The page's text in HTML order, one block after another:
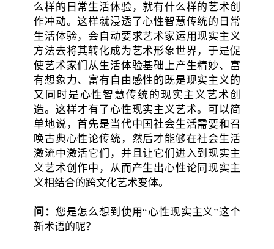
么样的日常生活体验，就有什么样的艺术创
作冲动。这样就浸透了心性智慧传统的日常
生活体验，会自动要求艺术家运用现实主义
方法去将其转化成为艺术形象世界，于是促
使艺术家们从生活体验基础上产生精妙、富
有想象力、富有自由感性的既是现实主义的
又同时是心性智慧传统的现实主义艺术创
造。这样才有了心性现实主义艺术。可以简
单地说，首先是当代中国社会生活需要和召
唤古典心性论传统，然后才能够在社会生活
激流中激活它们，并且让它们进入到现实主
义艺术创作中，从而产生出心性论同现实主
义相结合的跨文化艺术变体。
问： 您是怎么想到使用“心性现实主义”这个
新术语的呢？